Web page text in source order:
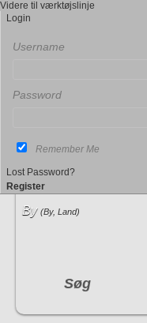
By(By, Land)
Søg
Videre til værktøjslinje
Login
Username
Password
Remember Me
Lost Password?
Register